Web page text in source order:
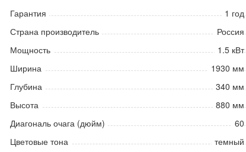
Гарантия
1 год
Страна производитель
Россия
Мощность
1.5 кВт
Ширина
1930 мм
Глубина
340 мм
Высота
880 мм
Диагональ очага (дюйм)
60
Цветовые тона
темный